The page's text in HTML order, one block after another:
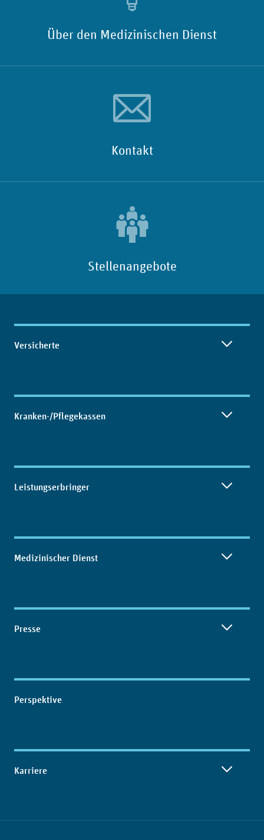
Über den Medizinischen Dienst
Kontakt
Stellenangebote
Inhaltsübersicht
Versicherte
Kranken-/Pflegekassen
Leistungserbringer
Medizinischer Dienst
Presse
Perspektive
Karriere